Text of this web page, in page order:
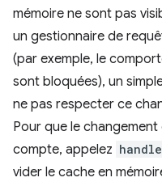
mémoire ne sont pas
un gestionnaire de
(par exemple, le
sont bloquées), un
ne pas respecter ce
Pour que le
compte, appelez
vider le cache en